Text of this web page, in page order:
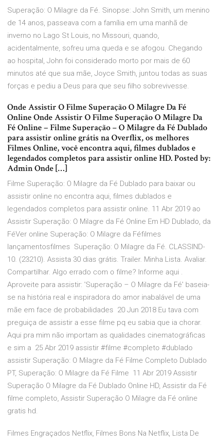
Superação: O Milagre da Fé. Sinopse: John Smith, um menino
de 14 anos, passeava com a família em uma manhã de
inverno no Lago St Louis, no Missouri, quando,
acidentalmente, sofreu uma queda e se afogou. Chegando
ao hospital, John foi considerado morto por mais de 60
minutos até que sua mãe, Joyce Smith, juntou todas as suas
forças e pediu a Deus para que seu filho sobrevivesse.
Onde Assistir O Filme Superação O Milagre Da Fé
Online Onde Assistir O Filme Superação O Milagre Da
Fé Online – Filme Superação – O Milagre da Fé Dublado
para assistir online grátis na Overflix, os melhores
Filmes Online, você encontra aqui, filmes dublados e
legendados completos para assistir online HD. Posted by:
Admin Onde […]
Filme Superação: O Milagre da Fé Dublado para baixar ou
assistir online no encontra aqui, filmes dublados e
legendados completos para assistir online. 11 Abr 2019 ao
Assistir Superação: O Milagre da Fé Online Em HD Dublado, da
FéVer online Superação: O Milagre da Féfilmes
lançamentosfilmes Superação: O Milagre da Fé. CLASSIND-
10. (23210). Assista 30 dias grátis. Trailer. Minha Lista. Avaliar.
Compartilhar. Algo errado com o filme? Informe aqui .
Aproveite para assistir: 'Superação – O Milagre da Fé' baseia-
se na história real e inspiradora do amor inabalável de uma
mãe em face de probabilidades 20 Jun 2018 Eu tava com
preguiça de assistir a esse filme pq eu sabia que ia chorar.
Aqui pra mim não importam as qualidades cinematográficas
e sim a 25 Abr 2019 assistir #filme #completo #dublado
assistir Superação: O Milagre da Fé Filme Completo Dublado
PT, Superação: O Milagre da Fé Filme 11 Abr 2019 Assistir
Superação O Milagre da Fé Dublado Online HD, Assistir da Fé
filme completo, Assistir Superação O Milagre da Fé online
gratis hd.
Filmes Engraçados Netflix, Filmes Bons Na Netflix, Lista De